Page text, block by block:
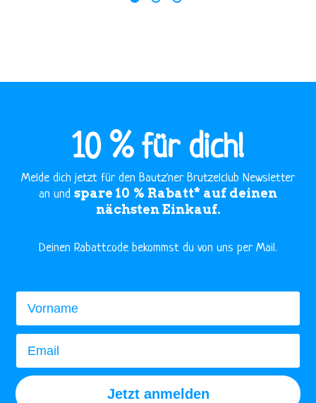
10 % für dich!
Melde dich jetzt für den Bautz'ner Brutzelclub Newsletter
an und spare 10 % Rabatt* auf deinen
nächsten Einkauf.
​Deinen Rabattcode bekommst du von uns per Mail.
Vorname
Email
Jetzt anmelden